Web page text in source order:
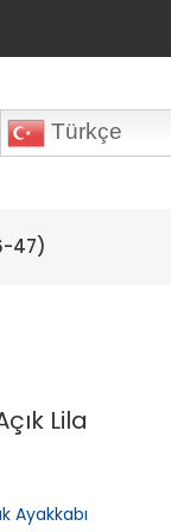
Türkçe
47)
Lila
Ayakkabı